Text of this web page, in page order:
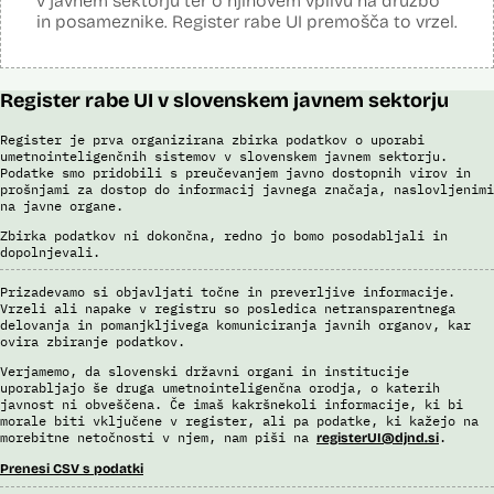
znakov, je omogočena primerjava in iskanje prstnih odtisov.
Brošura 60 let informacijsko telekomunikacijskega sistema policije
Odgovor na zahtevo za dostop do informacij javnega značaja
in posameznike. Register rabe UI premošča to vrzel.
Register rabe UI v slovenskem javnem sektorju
Register je prva organizirana zbirka podatkov o uporabi
umetnointeligenčnih sistemov v slovenskem javnem sektorju.
Podatke smo pridobili s preučevanjem javno dostopnih virov in
prošnjami za dostop do informacij javnega značaja, naslovljenimi
na javne organe.
Zbirka podatkov ni dokončna, redno jo bomo posodabljali in
dopolnjevali.
Prizadevamo si objavljati točne in preverljive informacije.
Vrzeli ali napake v registru so posledica netransparentnega
delovanja in pomanjkljivega komuniciranja javnih organov, kar
ovira zbiranje podatkov.
Verjamemo, da slovenski državni organi in institucije
uporabljajo še druga umetnointeligenčna orodja, o katerih
javnost ni obveščena. Če imaš kakršnekoli informacije, ki bi
morale biti vključene v register, ali pa podatke, ki kažejo na
morebitne netočnosti v njem, nam piši na registerUI@djnd.si.
Prenesi CSV s podatki